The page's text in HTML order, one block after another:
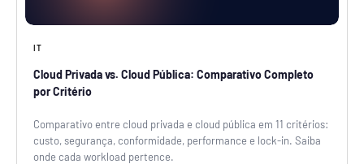
IT
Cloud Privada vs. Cloud Pública: Comparativo Completo
por Critério
Comparativo entre cloud privada e cloud pública em 11 critérios:
custo, segurança, conformidade, performance e lock-in. Saiba
onde cada workload pertence.